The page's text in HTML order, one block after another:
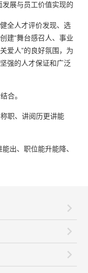
发展与员工价值实现的
全人才评价发现、选
建“舞台感召人、事业
爱人”的良好氛围，为
强的人才保证和广泛
合。
职、讲阅历更讲能
出、职位能升能降、